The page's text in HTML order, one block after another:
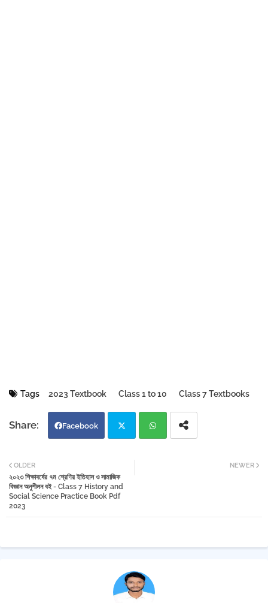
Tags 2023 Textbook Class 1 to 10 Class 7 Textbooks
Facebook
tter
NEWER
OLDER
২০২৩ শিক্ষাবর্ষের ৭ম শ্রেণির ইতিহাস ও সামাজিক
বিজ্ঞান অনুশীলন বই - Class 7 History and
Social Science Practice Book Pdf
2023